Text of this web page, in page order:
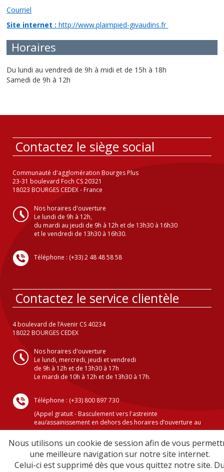
Courriel
Site internet : http://www.plaimpied-givaudins.fr
Horaires
Du lundi au vendredi de 9h à midi et de 15h à 18h
Samedi de 9h à 12h
Contactez le siège social
Communauté d'agglomération Bourges Plus
23-31 boulevard Foch CS 20321
18023 BOURGES CEDEX - France
Nos horaires d'ouverture
Le lundi de 9h à 12h,
du mardi au jeudi de 9h à 12h et de 13h30 à 16h30
et le vendredi de 13h30 à 16h30.
Téléphone : (+33) 2 48 48 58 58
Contactez le service clientèle
4 boulevard de l’Avenir CS 40234
18022 BOURGES CEDEX
Nos horaires d'ouverture
Le lundi, mercredi, jeudi et vendredi
de 9h à 12h et de 13h30 à 17h
Le mardi de 10h à 12h et de 13h30 à 17h.
Téléphone : (+33) 800 897 730
(Appel gratuit - Basculement vers l'astreinte
eau/assainissement en dehors des horaires d’ouverture au
public )
Crédits
Nous utilisons un cookie de session afin de vous
une meilleure navigation sur notre site internet.
Celui-ci est supprimé dès que vous quittez notre site.